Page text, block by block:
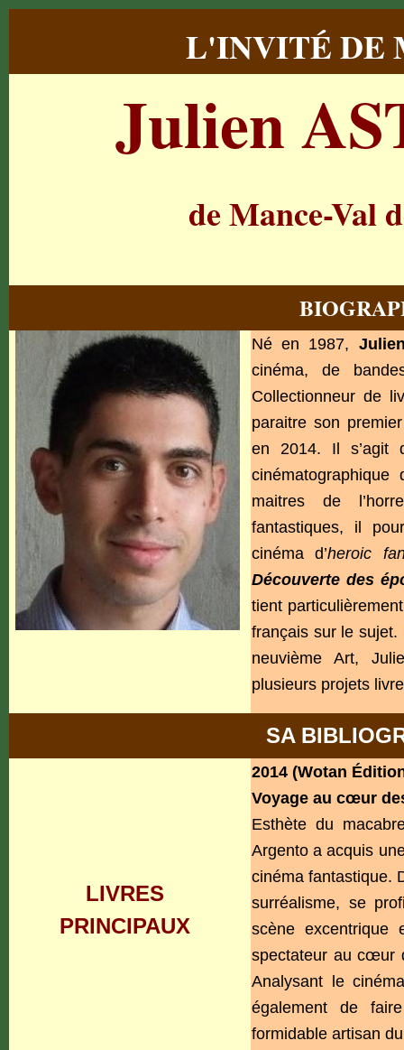
L'INVITÉ DE
Julien
de Mance-Val
Né en 1987,
cinéma, de
Collectionneur de
paraitre son
en 2014. Il s’agit
maitres de
fantastiques, il
cinéma d’heroic
Découverte des
tient
français sur le
neuvième Art,
plusieurs projets
SA
LIVRES
PRINCIPAUX
2014 (Wotan
Voyage au cœur
Esthète du
Argento a acquis
cinéma fantastique.
surréalisme, se
scène excentrique
spectateur au cœur
Analysant le
également de
formidable artisan